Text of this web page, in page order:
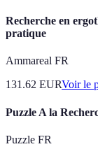
Recherche en
pratique
Ammareal FR
131.62 EURVoir le
Puzzle A la
Puzzle FR